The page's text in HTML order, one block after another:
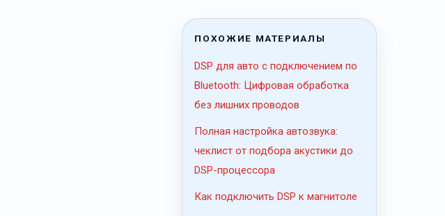
ПОХОЖИЕ МАТЕРИАЛЫ
DSP для авто с подключением по
Bluetooth: Цифровая обработка
без лишних проводов
Полная настройка автозвука:
чеклист от подбора акустики до
DSP-процессора
Как подключить DSP к магнитоле